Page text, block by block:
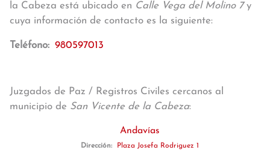
la Cabeza está ubicado en Calle Vega del Molino 7y
cuya información de contacto es la siguiente:
Teléfono: 980597013
Juzgados de Paz / Registros Civiles cercanos al
municipio de San Vicente de la Cabeza:
Andavías
Dirección:
Plaza Josefa Rodriguez 1